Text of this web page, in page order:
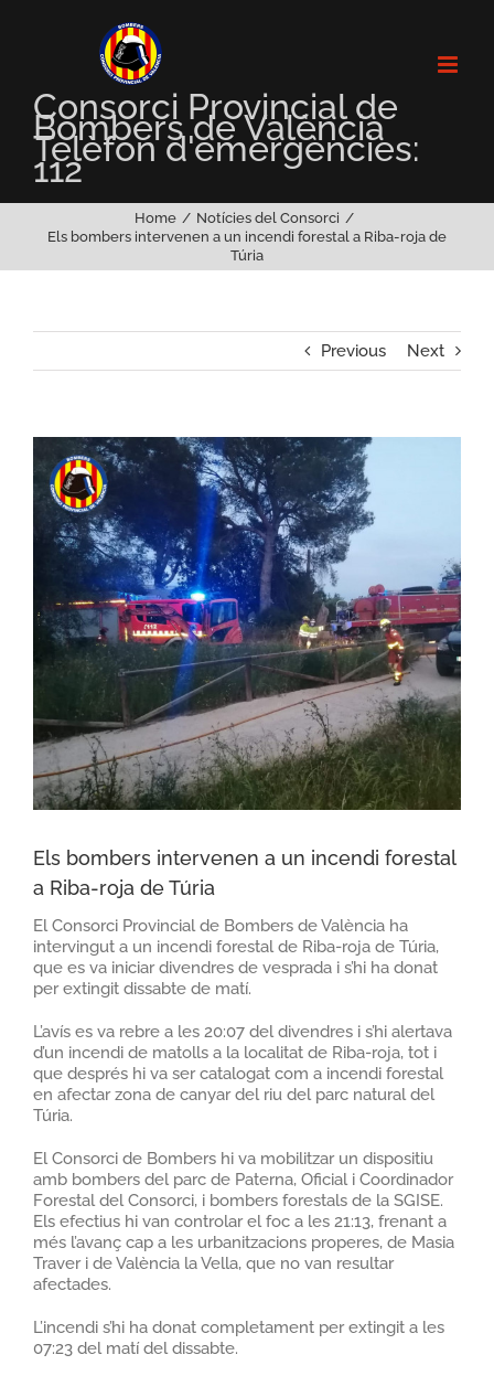
Consorci Provincial de
Bombers de València
Telèfon d'emergències:
112
Home
Notícies del Consorci
Els bombers intervenen a un incendi forestal a Riba-roja de
Túria
Previous Next
Larger
Image
Els bombers intervenen a un incendi forestal
a Riba-roja de Túria
El Consorci Provincial de Bombers de València ha
intervingut a un incendi forestal de Riba-roja de Túria,
que es va iniciar divendres de vesprada i s’hi ha donat
per extingit dissabte de matí.
L’avís es va rebre a les 20:07 del divendres i s’hi alertava
d’un incendi de matolls a la localitat de Riba-roja, tot i
que després hi va ser catalogat com a incendi forestal
en afectar zona de canyar del riu del parc natural del
Túria.
El Consorci de Bombers hi va mobilitzar un dispositiu
amb bombers del parc de Paterna, Oficial i Coordinador
Forestal del Consorci, i bombers forestals de la SGISE.
Els efectius hi van controlar el foc a les 21:13, frenant a
més l’avanç cap a les urbanitzacions properes, de Masia
Traver i de València la Vella, que no van resultar
afectades.
L’incendi s’hi ha donat completament per extingit a les
07:23 del matí del dissabte.